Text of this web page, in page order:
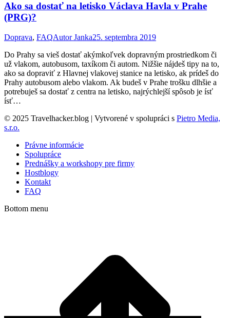
Ako sa dostať na letisko Václava Havla v Prahe
(PRG)?
Doprava, FAQAutorJanka25. septembra 2019
Do Prahy sa vieš dostať akýmkoľvek dopravným prostriedkom či
už vlakom, autobusom, taxíkom či autom. Nižšie nájdeš tipy na to,
ako sa dopraviť z Hlavnej vlakovej stanice na letisko, ak prídeš do
Prahy autobusom alebo vlakom. Ak budeš v Prahe trošku dlhšie a
potrebuješ sa dostať z centra na letisko, najrýchlejší spôsob je ísť
ísť…
© 2025 Travelhacker.blog | Vytvorené v spolupráci s Pietro Media,
s.r.o.
Právne informácie
Spolupráce
Prednášky a workshopy pre firmy
Hostblogy
Kontakt
FAQ
Bottom menu